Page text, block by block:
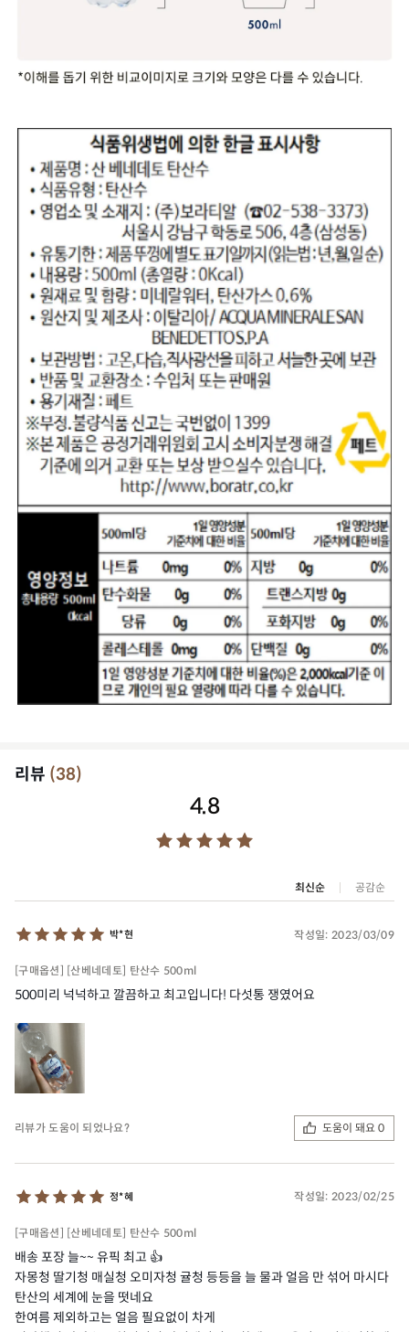
리뷰 (38)
4.8
최신순 공감순
박*현 작성일: 2023/03/09
[구매옵션] [산베네데토] 탄산수 500ml
500미리 넉넉하고 깔끔하고 최고입니다! 다섯통 쟁였어요
리뷰가 도움이 되었나요? 도움이 돼요 0
정*혜 작성일: 2023/02/25
[구매옵션] [산베네데토] 탄산수 500ml
배송 포장 늘~~ 유픽 최고 👍
자몽청 딸기청 매실청 오미자청 귤청 등등을 늘 물과 얼음 만 섞어 마시다
탄산의 세계에 눈을 떳네요
한여름 제외하고는 얼음 필요없이 차게